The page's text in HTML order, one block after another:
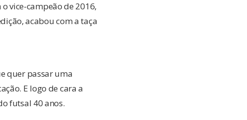
vice-campeão de 2016,
acabou com a taça
quer passar uma
E logo de cara a
futsal 40 anos.